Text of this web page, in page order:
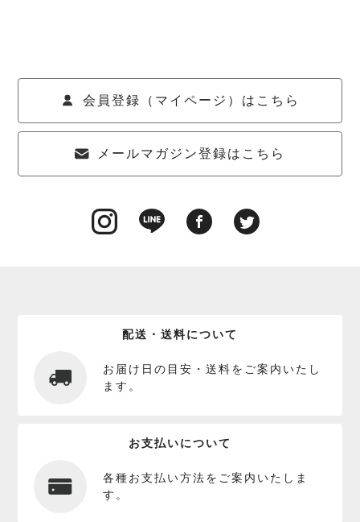
会員登録（マイページ）はこちら
メールマガジン登録はこちら
配送・送料について
お届け日の目安・送料をご案内いたし
ます。
お支払いについて
各種お支払い方法をご案内いたしま
す。